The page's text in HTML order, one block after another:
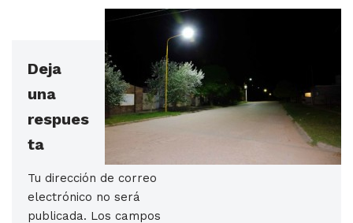
Deja
una
respues
ta
Tu dirección de correo
electrónico no será
publicada. Los campos